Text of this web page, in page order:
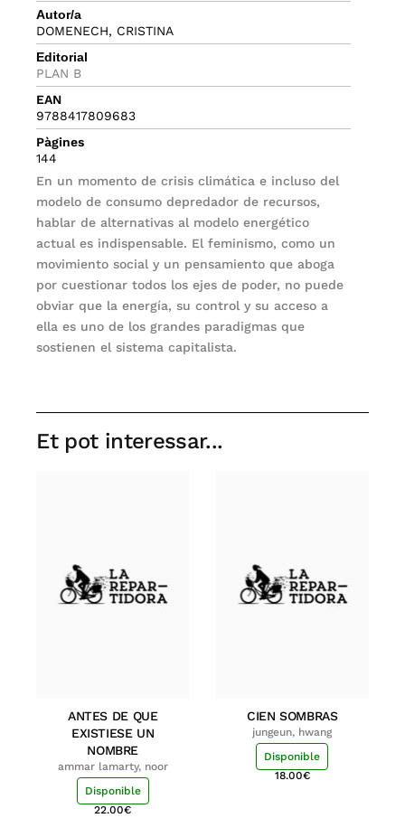
Autor/a
DOMENECH, CRISTINA
Editorial
PLAN B
EAN
9788417809683
Pàgines
144
En un momento de crisis climática e incluso del
modelo de consumo depredador de recursos,
hablar de alternativas al modelo energético
actual es indispensable. El feminismo, como un
movimiento social y un pensamiento que aboga
por cuestionar todos los ejes de poder, no puede
obviar que la energía, su control y su acceso a
ella es uno de los grandes paradigmas que
sostienen el sistema capitalista.
Et pot interessar...
ANTES DE QUE
EXISTIESE UN
NOMBRE
ammar lamarty, noor
Disponible
22.00€
CIEN SOMBRAS
jungeun, hwang
Disponible
18.00€